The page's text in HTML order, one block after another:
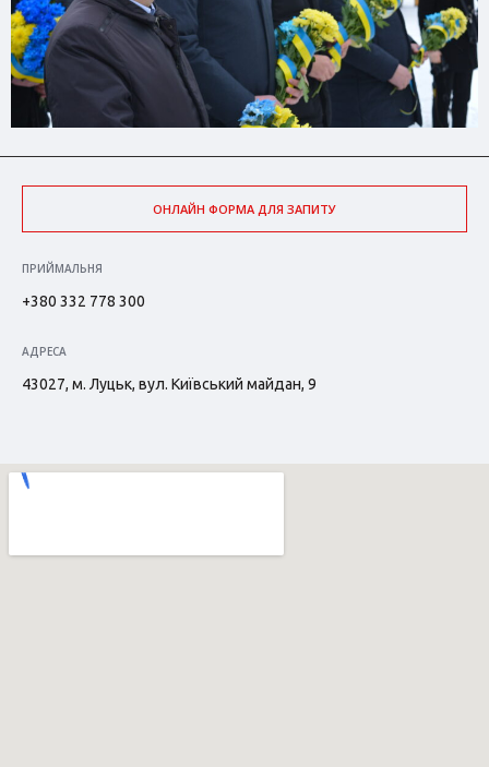
ОНЛАЙН ФОРМА ДЛЯ ЗАПИТУ
ПРИЙМАЛЬНЯ
+380 332 778 300
АДРЕСА
43027, м. Луцьк, вул. Київський майдан, 9